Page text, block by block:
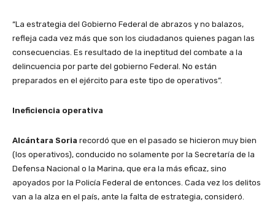
“La estrategia del Gobierno Federal de abrazos y no balazos,
refleja cada vez más que son los ciudadanos quienes pagan las
consecuencias. Es resultado de la ineptitud del combate a la
delincuencia por parte del gobierno Federal. No están
preparados en el ejército para este tipo de operativos”.
Ineficiencia operativa
Alcántara Soria recordó que en el pasado se hicieron muy bien
(los operativos), conducido no solamente por la Secretaría de la
Defensa Nacional o la Marina, que era la más eficaz, sino
apoyados por la Policía Federal de entonces. Cada vez los delitos
van a la alza en el país, ante la falta de estrategia, consideró.